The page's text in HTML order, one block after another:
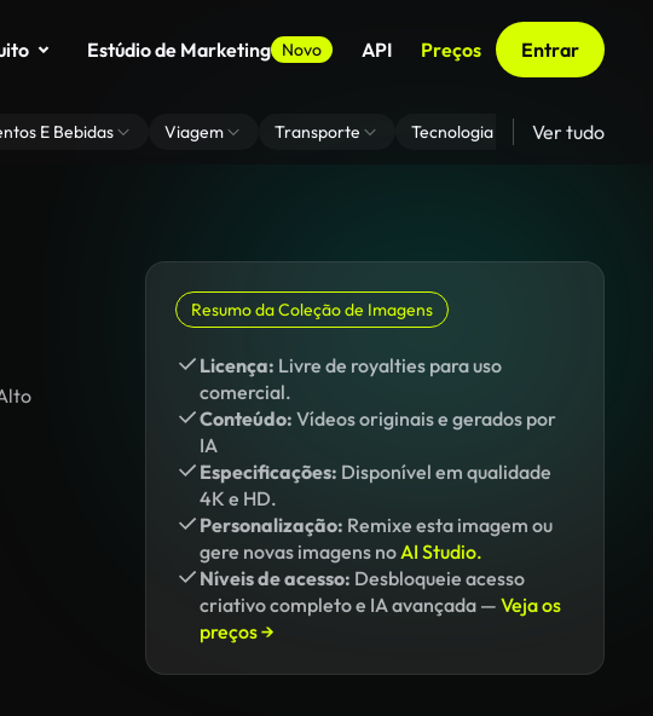
Estúdio de Marketing Novo API Preços Entrar
E Bebidas Viagem Transporte Tecnologia Zoom De
Ver tudo
Resumo da Coleção de Imagens
Licença: Livre de royalties para uso
comercial.
Conteúdo: Vídeos originais e gerados por
IA
Especificações: Disponível em qualidade
4K e HD.
Personalização: Remixe esta imagem ou
gere novas imagens noAI Studio.
Níveis de acesso: Desbloqueie acesso
criativo completo e IA avançada — Veja os
preços →